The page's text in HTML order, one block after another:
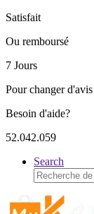
Satisfait
Ou remboursé
7 Jours
Pour changer d'avis
Besoin d'aide?
52.042.059
Search
Recherche
pour :